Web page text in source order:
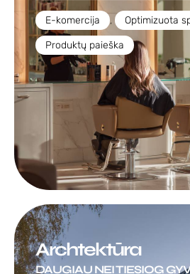
E-komercija , Optimizuota
Produktų paieška
Archtektūra
DAUGIAU NEI TIESIOG